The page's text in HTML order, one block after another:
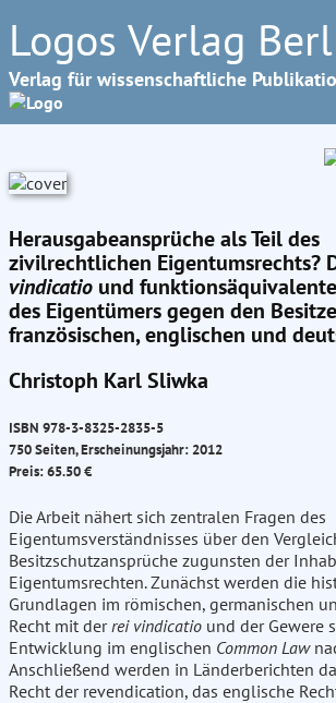
Logos Verlag
Verlag für wissenschaftliche
Herausgabeansprüche als Teil des
zivilrechtlichen Eigentumsrechts?
vindicatio und
des Eigentümers gegen den
französischen, englischen und
Christoph Karl Sliwka
ISBN 978-3-8325-2835-5
750 Seiten, Erscheinungsjahr: 2012
Preis: 65.50 €
Die Arbeit nähert sich zentralen Fragen des
Eigentumsverständnisses über den
Besitzschutzansprüche zugunsten der
Eigentumsrechten. Zunächst werden die
Grundlagen im römischen, germanischen
Recht mit derrei vindicatio und der Gewere
Entwicklung im englischen Common Law
Anschließend werden in Länderberichten
Recht der revendication, das englische